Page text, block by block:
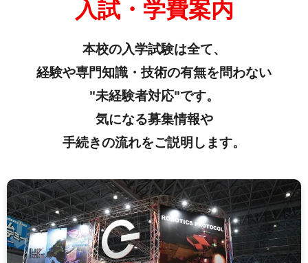
入試・学費案内
本校の入学試験は全て、
経験や専門知識・技術の有無を問わない
"未経験者対応"です。
気になる募集情報や
手続きの流れをご説明します。